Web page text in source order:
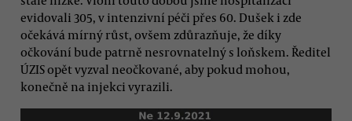
evidovali 305, v intenzivní péči přes 60. Dušek i zde
očekává mírný růst, ovšem zdůrazňuje, že díky
očkování bude patrně nesrovnatelný s loňskem. Ředitel
ÚZIS opět vyzval neočkované, aby pokud mohou,
konečně na injekci vyrazili.